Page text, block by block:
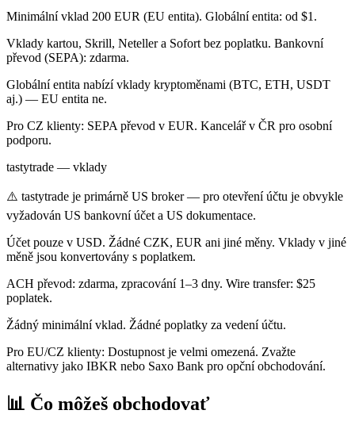
Minimální vklad 200 EUR (EU entita). Globální entita: od $1.
Vklady kartou, Skrill, Neteller a Sofort bez poplatku. Bankovní
převod (SEPA): zdarma.
Globální entita nabízí vklady kryptoměnami (BTC, ETH, USDT
aj.) — EU entita ne.
Pro CZ klienty: SEPA převod v EUR. Kancelář v ČR pro osobní
podporu.
tastytrade — vklady
⚠️ tastytrade je primárně US broker — pro otevření účtu je obvykle
vyžadován US bankovní účet a US dokumentace.
Účet pouze v USD. Žádné CZK, EUR ani jiné měny. Vklady v jiné
měně jsou konvertovány s poplatkem.
ACH převod: zdarma, zpracování 1–3 dny. Wire transfer: $25
poplatek.
Žádný minimální vklad. Žádné poplatky za vedení účtu.
Pro EU/CZ klienty: Dostupnost je velmi omezená. Zvažte
alternativy jako IBKR nebo Saxo Bank pro opční obchodování.
📊 Čo môžeš obchodovať